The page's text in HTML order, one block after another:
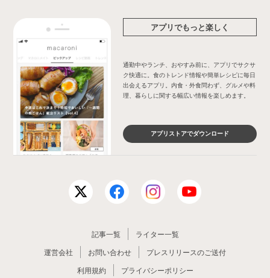
アプリでもっと楽しく
通勤中やランチ、おやすみ前に、アプリでサクサ
ク快適に。食のトレンド情報や簡単レシピに毎日
出会えるアプリ。内食・外食問わず、グルメや料
理、暮らしに関する幅広い情報を楽しめます。
アプリストアでダウンロード
記事一覧
ライター一覧
運営会社
お問い合わせ
プレスリリースのご送付
利用規約
プライバシーポリシー